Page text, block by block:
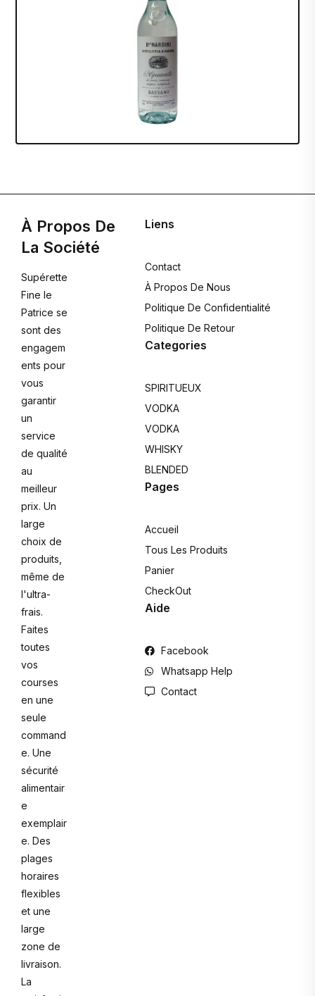
À Propos De
La Société
Supérette
Fine le
Patrice se
sont des
engagem
ents pour
vous
garantir
un
service
de qualité
au
meilleur
prix. Un
large
choix de
produits,
même de
l'ultra-
frais.
Faites
toutes
vos
courses
en une
seule
command
e. Une
sécurité
alimentair
e
exemplair
e. Des
plages
horaires
flexibles
et une
large
zone de
livraison.
La
Liens
Contact
À Propos De Nous
Politique De Confidentialité
Politique De Retour
Categories
SPIRITUEUX
VODKA
VODKA
WHISKY
BLENDED
Pages
Accueil
Tous Les Produits
Panier
CheckOut
Aide
Facebook
Whatsapp Help
Contact